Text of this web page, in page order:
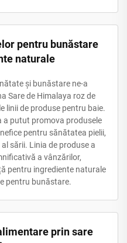
pentru bunăstare
naturale
și bunăstare ne-a
Sare de Himalaya roz de
linii de produse pentru baie.
a putut promova produsele
pentru sănătatea pielii,
sării. Linia de produse a
a vânzărilor,
pentru ingrediente naturale
pentru bunăstare.
prin sare